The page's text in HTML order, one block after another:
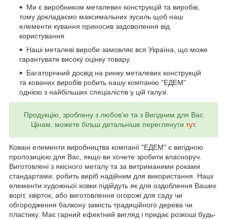
Ми є виробником металевих конструкцій та виробів,
тому докладаємо максимальних зусиль щоб наш
елементи кування приносив задоволення від
користування.
Наші металеві вироби замовляє вся Україна, що може
гарантувати високу оцінку товару.
Багаторічний досвід на ринку металевих конструкцій
та кованих виробів робить нашу компанію "ЕДЕМ"
однією з найбільших спеціалістів у цій галузі.
Продукцію, зроблену з любов'ю та з Вигідним для Вас
Цінам, можете більш детальніше переглянути тут.
Ковані елементи виробництва компанії "ЕДЕМ" є вигідною
пропозицією для Вас, якщо ви хочете зробити власноруч.
Виготовлені з якісного металу та за витриманими роками
стандартами, робить виріб надійним для використання. Наші
елементи художньої ковки підійдуть як для оздоблення Ваших
воріт, хвірток, або виготовлення огорожі для саду чи
обгородження балкону замість традиційного дерева чи
пластику. Має гарний ефектний вигляд і придає розкоші будь-